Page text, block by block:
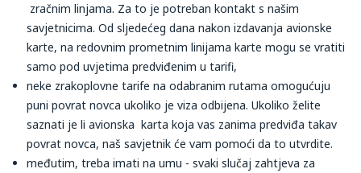
zračnim linjama. Za to je potreban kontakt s našim
savjetnicima. Od sljedećeg dana nakon izdavanja avionske
karte, na redovnim prometnim linijama karte mogu se vratiti
samo pod uvjetima predviđenim u tarifi,
neke zrakoplovne tarife na odabranim rutama omogućuju
puni povrat novca ukoliko je viza odbijena. Ukoliko želite
saznati je li avionska karta koja vas zanima predviđa takav
povrat novca, naš savjetnik će vam pomoći da to utvrdite.
međutim, treba imati na umu - svaki slučaj zahtjeva za